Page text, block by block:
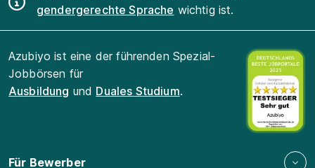
gendergerechte Sprache wichtig ist.
Azubiyo ist eine der führenden Spezial-
Jobbörsen für
Ausbildung und Duales Studium.
Für Bewerber